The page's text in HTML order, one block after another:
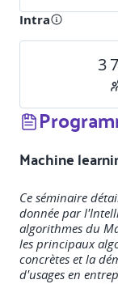
Intra
3
Machine
Ce séminaire
donnée par
algorithmes du
les principaux
concrètes et la
d'usages en